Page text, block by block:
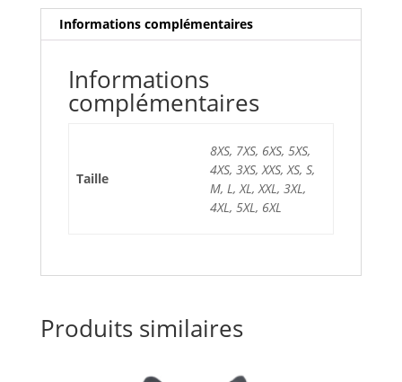
Informations complémentaires
Informations
complémentaires
Taille
8XS, 7XS, 6XS, 5XS,
4XS, 3XS, XXS, XS, S,
M, L, XL, XXL, 3XL,
4XL, 5XL, 6XL
Produits similaires